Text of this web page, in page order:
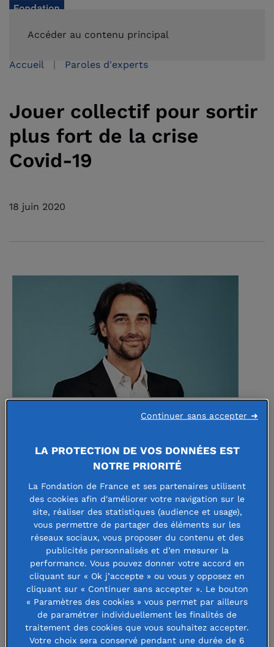
Accéder au contenu principal
Accueil Paroles d'experts
Jouer collectif pour sortir
plus fort de la crise
Covid-19
18 juin 2020
Face à la crise du Covid-19, la
exemplaire. Selon Benjamin Bellegy,
directeur général du Worldwide
Networks for Grantmaker Support
(WINGS), elle le serait encore
davantage si le secteur pouvait
s’appuyer partout sur des réseaux
robustes susceptibles de faire
entendre leurs voix et d’en fédérer
les acteurs.
LA PROTECTION DE VOS DONNÉES EST
NOTRE PRIORITÉ
La Fondation de France et ses partenaires utilisent
des cookies afin d'améliorer votre navigation sur le
site, réaliser des statistiques (audience et usage),
vous permettre de partager des éléments sur les
réseaux sociaux, vous proposer du contenu et des
publicités personnalisés et d’en mesurer la
performance. Vous pouvez donner votre accord en
cliquant sur « Ok j’accepte » ou vous y opposez en
cliquant sur « Continuer sans accepter ». Le bouton
« Paramètres des cookies » vous permet par ailleurs
de paramétrer individuellement les finalités de
traitement des cookies que vous souhaitez accepter.
Votre choix sera conservé pendant une durée de 6
Continuer sans accepter ➜